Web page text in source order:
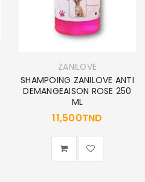
ZANILOVE
SHAMPOING ZANILOVE ANTI
DEMANGEAISON ROSE 250
ML
11,500TND